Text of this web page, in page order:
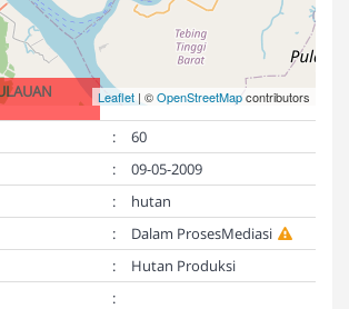
Leaflet | ©OpenStreetMapcontributors
:
60
:
09-05-2009
:
hutan
:
Dalam ProsesMediasi
:
Hutan Produksi
: